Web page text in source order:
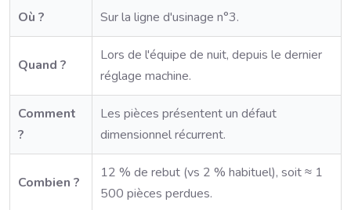
Où ? Sur la ligne d'usinage n°3.
Quand ?
Lors de l'équipe de nuit, depuis le dernier
réglage machine.
Comment
?
Les pièces présentent un défaut
dimensionnel récurrent.
Combien ?
12 % de rebut (vs 2 % habituel), soit ≈ 1
500 pièces perdues.